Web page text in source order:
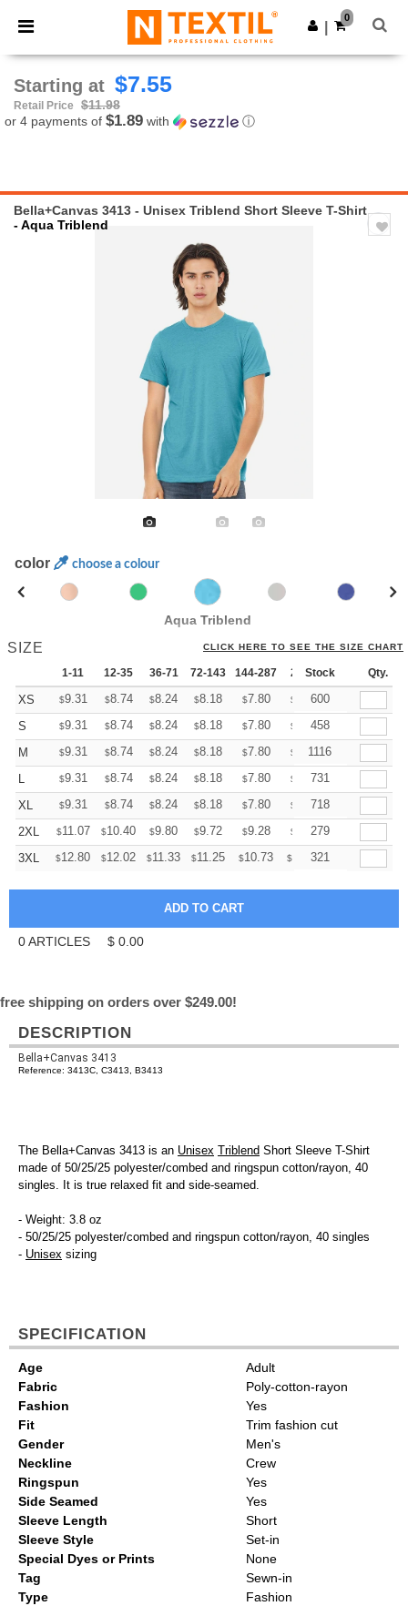
× Ntextil App
Better prices on app!
Get the app
0
Starting at $7.55
Retail Price
$11.98
or 4 payments of $1.89 with ⓘ
Bella+Canvas 3413 - Unisex Triblend Short Sleeve T-Shirt
- Aqua Triblend
color choose a colour
Aqua Triblend
SIZE CLICK HERE TO SEE THE SIZE CHART
1-11 12-35 36-71 72-143 144-287 288 + More
Stock Qty.
XS $9.31 $8.74 $8.24 $8.18 $7.80 $ 7.55600
S
$9.31 $8.74 $8.24 $8.18 $7.80 $ 7.55458
M
$9.31 $8.74 $8.24 $8.18 $7.80 $ 7.551116
L
$9.31 $8.74 $8.24 $8.18 $7.80 $ 7.55731
XL
$9.31 $8.74 $8.24 $8.18 $7.80 $ 7.55718
2XL
$11.07 $10.40 $9.80 $9.72 $9.28 $ 8.98279
3XL
$12.80 $12.02 $11.33 $11.25 $10.73 $ 10.38321
0ARTICLES $ 0.00
free shipping on orders over $249.00!
DESCRIPTION
Bella+Canvas 3413
Reference: 3413C, C3413, B3413
The Bella+Canvas 3413 is an Unisex Triblend Short Sleeve T-Shirt
made of 50/25/25 polyester/combed and ringspun cotton/rayon, 40
singles. It is true relaxed fit and side-seamed.
- Weight: 3.8 oz
- 50/25/25 polyester/combed and ringspun cotton/rayon, 40 singles
- Unisex sizing
SPECIFICATION
Age
Adult
Fabric
Poly-cotton-rayon
Fashion
Yes
Fit
Trim fashion cut
Gender
Men's
Neckline
Crew
Ringspun
Yes
Side Seamed
Yes
Sleeve Length
Short
Sleeve Style
Set-in
Special Dyes or Prints
None
Tag
Sewn-in
Type
Fashion